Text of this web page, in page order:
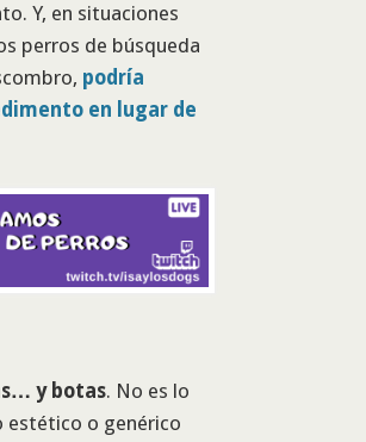
Y, en situaciones
perros de búsqueda
podría
en lugar de
y botas. No es lo
estético o genérico